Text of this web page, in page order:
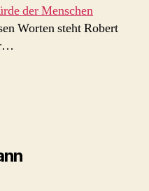
der Menschen
Worten steht Robert